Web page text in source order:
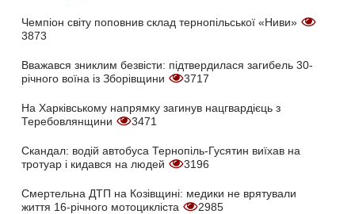
Чемпіон світу поповнив склад тернопільської «Ниви»
3873
Вважався зниклим безвісти: підтвердилася загибель 30-
річного воїна із Зборівщини
3717
На Харківському напрямку загинув нацгвардієць з
Теребовлянщини
3471
Скандал: водій автобуса Тернопіль-Гусятин виїхав на
тротуар і кидався на людей
3196
Смертельна ДТП на Козівщині: медики не врятували
життя 16-річного мотоцикліста
2985